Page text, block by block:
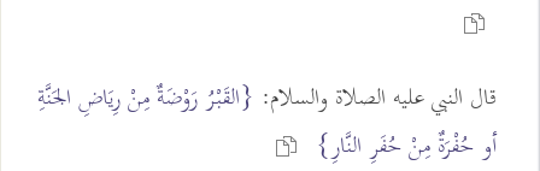
قال النبي عليه الصلاة والسلام: {القَبْرُ رَوْضَةٌ مِنْ رِيَاضِ الجَنَّةِ
أو حُفْرَةٌ مِنْ حُفَرِ النَّارِ}